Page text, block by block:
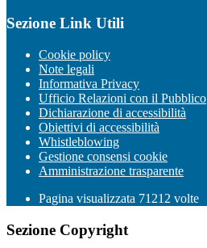
Sezione Link Utili
Cookie policy
Note legali
Informativa Privacy
Ufficio Relazioni con il Pubblico
Dichiarazione di accessibilità
Obiettivi di accessibilità
Whistleblowing
Gestione consensi cookie
Amministrazione trasparente
Pagina visualizzata 71212 volte
Sezione Copyright